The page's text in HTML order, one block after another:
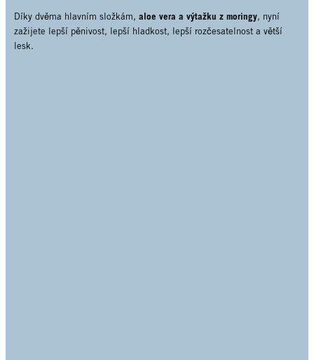
Díky dvěma hlavním složkám, aloe vera a výtažku z moringy, nyní
zažijete lepší pěnivost, lepší hladkost, lepší rozčesatelnost a větší
lesk.